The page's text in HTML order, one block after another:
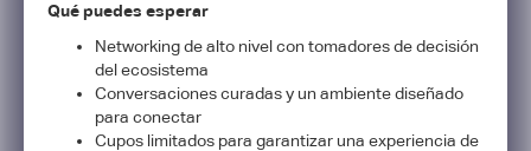
Qué puedes esperar
​Networking de alto nivel con tomadores de decisión
del ecosistema
​Conversaciones curadas y un ambiente diseñado
para conectar
​Cupos limitados para garantizar una experiencia de